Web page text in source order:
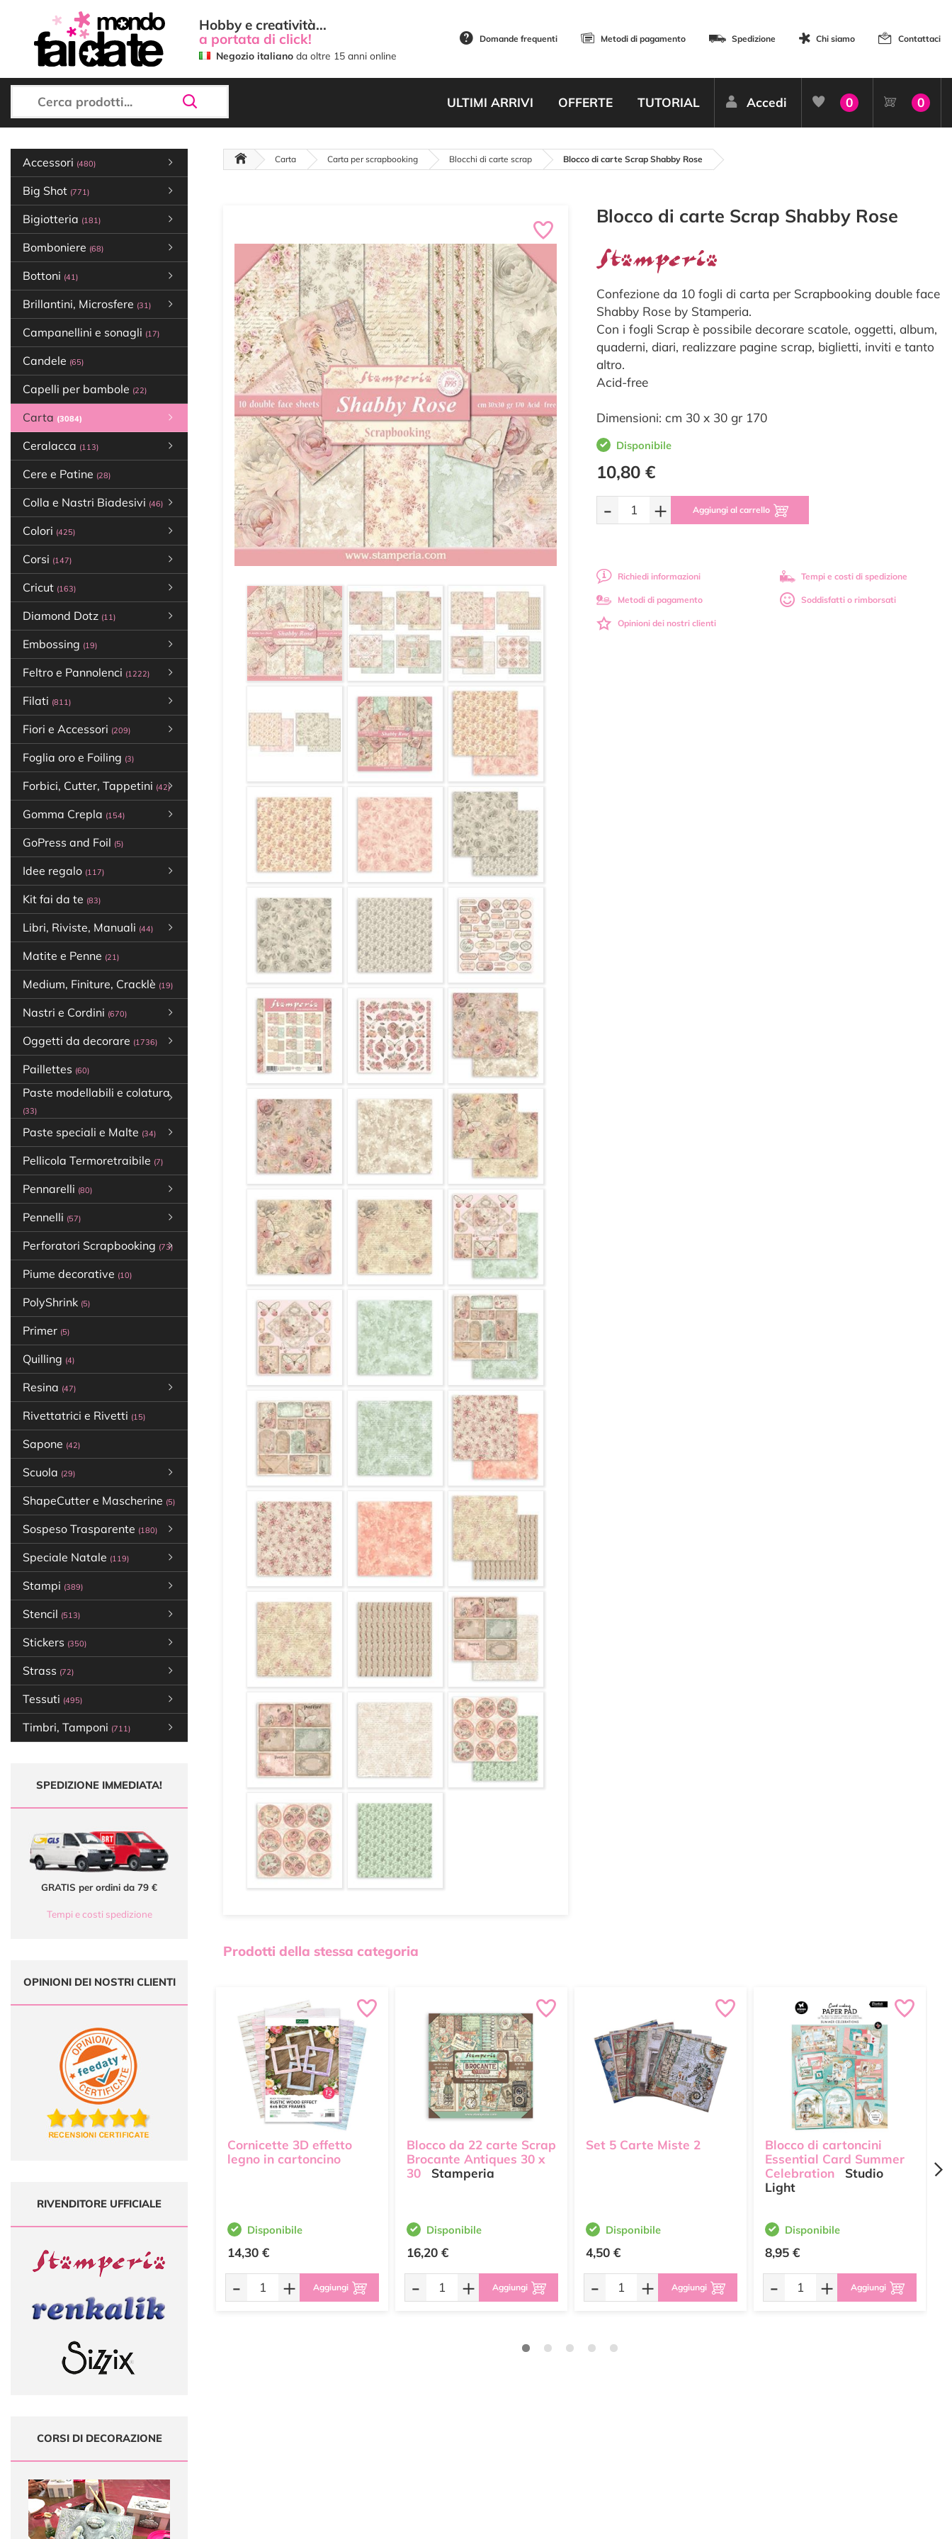
Hobby e creatività...
a portata di click!
Negozio italiano da oltre 15 anni online
Domande frequenti Metodi di pagamento Spedizione Chi siamo Contattaci
ULTIMI ARRIVI OFFERTE TUTORIAL Accedi 0 0
Accessori (480)
Big Shot (771)
Bigiotteria (181)
Bomboniere (68)
Bottoni (41)
Brillantini, Microsfere (31)
Campanellini e sonagli (17)
Candele (65)
Capelli per bambole (22)
Carta (3084)
Ceralacca (113)
Cere e Patine (28)
Colla e Nastri Biadesivi (46)
Colori (425)
Corsi (147)
Cricut (163)
Diamond Dotz (11)
Embossing (19)
Feltro e Pannolenci (1222)
Filati (811)
Fiori e Accessori (209)
Foglia oro e Foiling (3)
Forbici, Cutter, Tappetini (42)
Gomma Crepla (154)
GoPress and Foil (5)
Idee regalo (117)
Kit fai da te (83)
Libri, Riviste, Manuali (44)
Matite e Penne (21)
Medium, Finiture, Cracklè (19)
Nastri e Cordini (670)
Oggetti da decorare (1736)
Paillettes (60)
Paste modellabili e colatura
(33)
Paste speciali e Malte (34)
Pellicola Termoretraibile (7)
Pennarelli (80)
Pennelli (57)
Perforatori Scrapbooking (73)
Piume decorative (10)
PolyShrink (5)
Primer (5)
Quilling (4)
Resina (47)
Rivettatrici e Rivetti (15)
Sapone (42)
Scuola (29)
ShapeCutter e Mascherine (5)
Sospeso Trasparente (180)
Speciale Natale (119)
Stampi (389)
Stencil (513)
Stickers (350)
Strass (72)
Tessuti (495)
Timbri, Tamponi (711)
SPEDIZIONE IMMEDIATA!
GRATIS per ordini da 79 €
Tempi e costi spedizione
OPINIONI DEI NOSTRI CLIENTI
RIVENDITORE UFFICIALE
CORSI DI DECORAZIONE
Carta Carta per scrapbooking Blocchi di carte scrap Blocco di carte Scrap Shabby Rose
Blocco di carte Scrap Shabby Rose
Confezione da 10 fogli di carta per Scrapbooking double face
Shabby Rose by Stamperia.
Con i fogli Scrap è possibile decorare scatole, oggetti, album,
quaderni, diari, realizzare pagine scrap, biglietti, inviti e tanto
altro.
Acid-free
Dimensioni: cm 30 x 30 gr 170
Disponibile
10,80 €
- + Aggiungi al carrello
Richiedi informazioni Tempi e costi di spedizione
Metodi di pagamento Soddisfatti o rimborsati
Opinioni dei nostri clienti
Prodotti della stessa categoria
Cornicette 3D effetto
legno in cartoncino
Disponibile
14,30 €
- + Aggiungi
Blocco da 22 carte Scrap
Brocante Antiques 30 x
30
Stamperia
Disponibile
16,20 €
- + Aggiungi
Set 5 Carte Miste 2
Disponibile
4,50 €
- + Aggiungi
Blocco di cartoncini
Essential Card Summer
Celebration
Studio
Light
Disponibile
8,95 €
- + Aggiungi